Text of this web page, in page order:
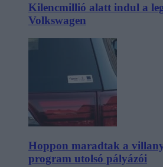
Kilencmillió alatt indul a
Volkswagen
Hoppon maradtak a
program utolsó pályázói